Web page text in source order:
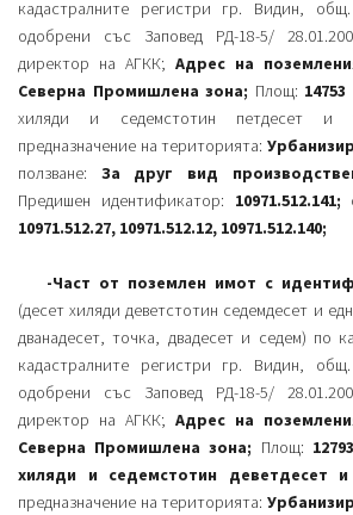
кадастралните регистри гр. Видин,
одобрени със Заповед РД-18-5/
директор на АГКК; Адрес на
Северна Промишлена зона; Площ:
хиляди и седемстотин петдесет и
предназначение на територията:
ползване: За друг вид
Предишен идентификатор: 10971.512.141;
10971.512.27, 10971.512.12, 10971.512.140;
-Част от поземлен имот с
(десет хиляди деветстотин седемдесет и
дванадесет, точка, двадесет и седем) по
кадастралните регистри гр. Видин,
одобрени със Заповед РД-18-5/
директор на АГКК; Адрес на
Северна Промишлена зона; Площ:
хиляди и седемстотин деветдесет
предназначение на територията: